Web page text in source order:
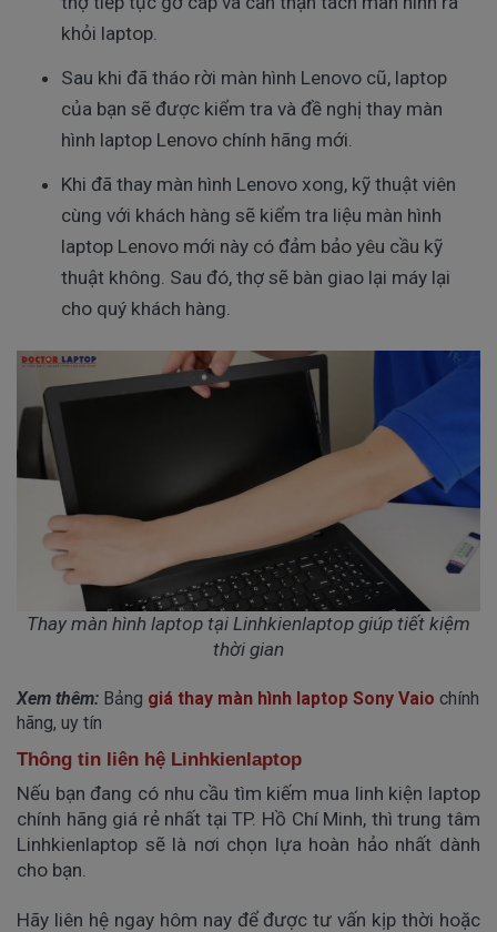
khỏi laptop.
Sau khi đã tháo rời màn hình Lenovo cũ, laptop
của bạn sẽ được kiểm tra và đề nghị thay màn
hình laptop Lenovo chính hãng mới.
Khi đã thay màn hình Lenovo xong, kỹ thuật viên
cùng với khách hàng sẽ kiểm tra liệu màn hình
laptop Lenovo mới này có đảm bảo yêu cầu kỹ
thuật không. Sau đó, thợ sẽ bàn giao lại máy lại
cho quý khách hàng.
Thay màn hình laptop tại Linhkienlaptop giúp tiết kiệm
thời gian
Xem thêm: Bảng giá thay màn hình laptop Sony Vaio chính
hãng, uy tín
Thông tin liên hệ Linhkienlaptop
Nếu bạn đang có nhu cầu tìm kiếm mua linh kiện laptop
chính hãng giá rẻ nhất tại TP. Hồ Chí Minh, thì trung tâm
Linhkienlaptop sẽ là nơi chọn lựa hoàn hảo nhất dành
cho bạn.
Hãy liên hệ ngay hôm nay để được tư vấn kịp thời hoặc